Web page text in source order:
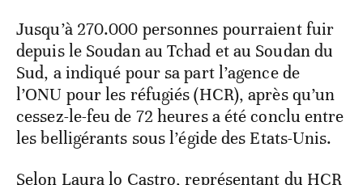
Jusqu’à 270.000 personnes pourraient fuir
depuis le Soudan au Tchad et au Soudan du
Sud, a indiqué pour sa part l’agence de
l’ONU pour les réfugiés (HCR), après qu’un
cessez-le-feu de 72 heures a été conclu entre
les belligérants sous l’égide des Etats-Unis.
Selon Laura lo Castro, représentant du HCR